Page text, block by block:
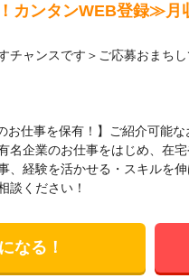
カンタンWEB登録≫月
チャンスです＞ご応募おまちし
お仕事を保有！】ご紹介可能
名企業のお仕事をはじめ、在
、経験を活かせる・スキルを
談ください！
なる！